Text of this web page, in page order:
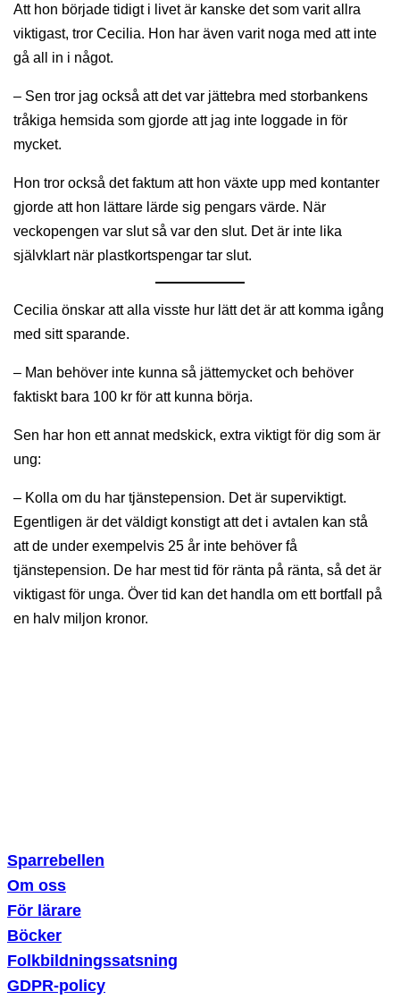
Att hon började tidigt i livet är kanske det som varit allra
viktigast, tror Cecilia. Hon har även varit noga med att inte
gå all in i något.
– Sen tror jag också att det var jättebra med storbankens
tråkiga hemsida som gjorde att jag inte loggade in för
mycket.
Hon tror också det faktum att hon växte upp med kontanter
gjorde att hon lättare lärde sig pengars värde. När
veckopengen var slut så var den slut. Det är inte lika
självklart när plastkortspengar tar slut.
Cecilia önskar att alla visste hur lätt det är att komma igång
med sitt sparande.
– Man behöver inte kunna så jättemycket och behöver
faktiskt bara 100 kr för att kunna börja.
Sen har hon ett annat medskick, extra viktigt för dig som är
ung:
– Kolla om du har tjänstepension. Det är superviktigt.
Egentligen är det väldigt konstigt att det i avtalen kan stå
att de under exempelvis 25 år inte behöver få
tjänstepension. De har mest tid för ränta på ränta, så det är
viktigast för unga. Över tid kan det handla om ett bortfall på
en halv miljon kronor.
Sparrebellen
Om oss
För lärare
Böcker
Folkbildningssatsning
GDPR-policy